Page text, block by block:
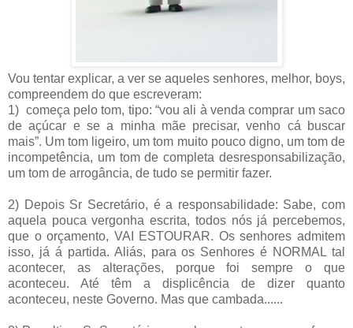
Vou tentar explicar, a ver se aqueles senhores, melhor, boys,
compreendem do que escreveram:
1) começa pelo tom, tipo: “vou ali à venda comprar um saco
de açúcar e se a minha mãe precisar, venho cá buscar
mais”. Um tom ligeiro, um tom muito pouco digno, um tom de
incompetência, um tom de completa desresponsabilização,
um tom de arrogância, de tudo se permitir fazer.
2) Depois Sr Secretário, é a responsabilidade: Sabe, com
aquela pouca vergonha escrita, todos nós já percebemos,
que o orçamento, VAI ESTOURAR. Os senhores admitem
isso, já á partida. Aliás, para os Senhores é NORMAL tal
acontecer, as alterações, porque foi sempre o que
aconteceu. Até têm a displicência de dizer quanto
aconteceu, neste Governo. Mas que cambada......